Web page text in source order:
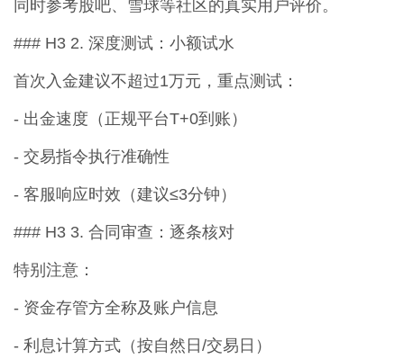
同时参考股吧、雪球等社区的真实用户评价。
### H3 2. 深度测试：小额试水
首次入金建议不超过1万元，重点测试：
- 出金速度（正规平台T+0到账）
- 交易指令执行准确性
- 客服响应时效（建议≤3分钟）
### H3 3. 合同审查：逐条核对
特别注意：
- 资金存管方全称及账户信息
- 利息计算方式（按自然日/交易日）